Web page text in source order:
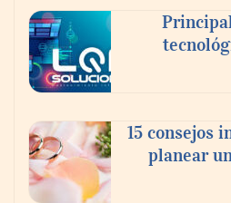
Eulalia Roig lanza ‘The
15 consejos
planear